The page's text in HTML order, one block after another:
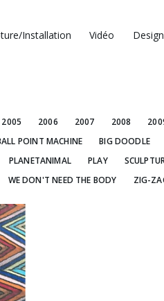
Installation Vidéo Design
2005 2006 2007 2008
POINT MACHINE BIG DOODLE
PLANETANIMAL PLAY
WE DON'T NEED THE BODY ZIG-